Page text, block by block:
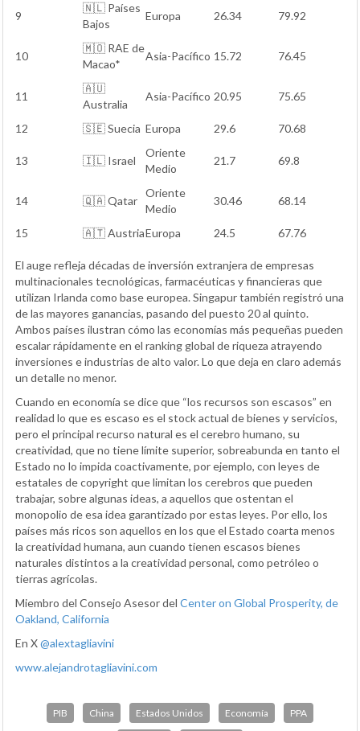
9
🇳🇱 Países
Bajos
Europa 26.34 79.92
10
🇲🇴 RAE de
Macao*
Asia-Pacífico 15.72 76.45
11
🇦🇺
Australia
Asia-Pacífico 20.95 75.65
12 🇸🇪 Suecia Europa 29.6 70.68
13 🇮🇱 Israel
Oriente
Medio
21.7 69.8
14 🇶🇦 Qatar
Oriente
Medio
30.46 68.14
15 🇦🇹 AustriaEuropa 24.5 67.76
El auge refleja décadas de inversión extranjera de empresas
multinacionales tecnológicas, farmacéuticas y financieras que
utilizan Irlanda como base europea. Singapur también registró una
de las mayores ganancias, pasando del puesto 20 al quinto.
Ambos países ilustran cómo las economías más pequeñas pueden
escalar rápidamente en el ranking global de riqueza atrayendo
inversiones e industrias de alto valor. Lo que deja en claro además
un detalle no menor.
Cuando en economía se dice que “los recursos son escasos” en
realidad lo que es escaso es el stock actual de bienes y servicios,
pero el principal recurso natural es el cerebro humano, su
creatividad, que no tiene límite superior, sobreabunda en tanto el
Estado no lo impida coactivamente, por ejemplo, con leyes de
estatales de copyright que limitan los cerebros que pueden
trabajar, sobre algunas ideas, a aquellos que ostentan el
monopolio de esa idea garantizado por estas leyes. Por ello, los
países más ricos son aquellos en los que el Estado coarta menos
la creatividad humana, aun cuando tienen escasos bienes
naturales distintos a la creatividad personal, como petróleo o
tierras agrícolas.
Miembro del Consejo Asesor del Center on Global Prosperity, de
Oakland, California
En X@alextagliavini
www.alejandrotagliavini.com
PIB China Estados Unidos Economía PPA